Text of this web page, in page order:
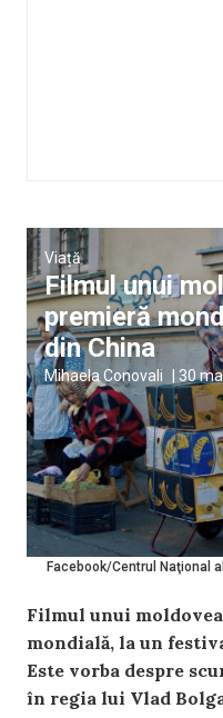
Facebook/Centrul Naţional
Viață
Filmul unui
premieră
din China
Mihaela Conovali 30
Filmul unui
mondială, la un
Este vorba despre
în regia lui Vlad